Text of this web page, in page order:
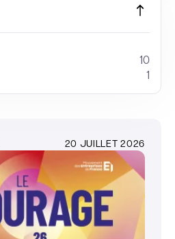
10
1
20 JUILLET 2026